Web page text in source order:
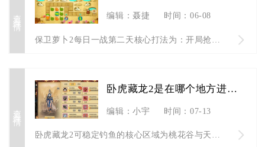
查看详情 编辑：聂捷 时间：06-08
查看详情
卧虎藏龙2是在哪个地方进行钓鱼的
编辑：小宇 时间：07-13